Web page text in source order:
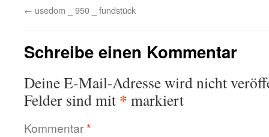
← usedom _ 950 _ fundstück
Schreibe einen Kommentar
Deine E-Mail-Adresse wird nicht
Felder sind mit * markiert
Kommentar*